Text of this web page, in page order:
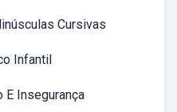
Cursivas
Infantil
Insegurança